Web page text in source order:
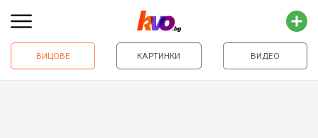
ВИЦОВЕ КАРТИНКИ ВИДЕО